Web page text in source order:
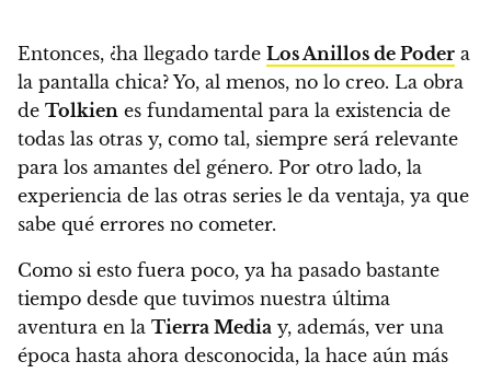
Entonces, ¿ha llegado tarde Los Anillos de Poder a
la pantalla chica? Yo, al menos, no lo creo. La obra
de Tolkien es fundamental para la existencia de
todas las otras y, como tal, siempre será relevante
para los amantes del género. Por otro lado, la
experiencia de las otras series le da ventaja, ya que
sabe qué errores no cometer.
Como si esto fuera poco, ya ha pasado bastante
tiempo desde que tuvimos nuestra última
aventura en la Tierra Media y, además, ver una
época hasta ahora desconocida, la hace aún más